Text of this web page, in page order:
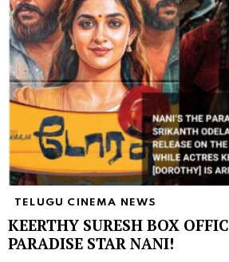
TELUGU CINEMA NEWS
KEERTHY SURESH BOX
PARADISE STAR NANI!